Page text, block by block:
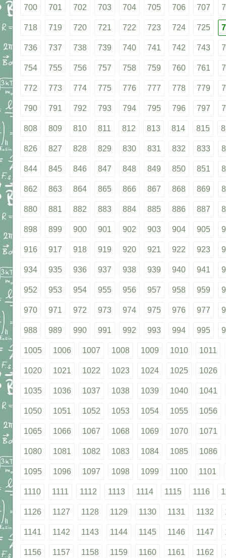
700 701 702 703 704 705 706 707
718 719 720 721 722 723 724 725
736 737 738 739 740 741 742 743
754 755 756 757 758 759 760 761
772 773 774 775 776 777 778 779
790 791 792 793 794 795 796 797
808 809 810 811 812 813 814 815
826 827 828 829 830 831 832 833
844 845 846 847 848 849 850 851
862 863 864 865 866 867 868 869
880 881 882 883 884 885 886 887
898 899 900 901 902 903 904 905
916 917 918 919 920 921 922 923
934 935 936 937 938 939 940 941
952 953 954 955 956 957 958 959
970 971 972 973 974 975 976 977
988 989 990 991 992 993 994 995
1005 1006 1007 1008 1009 1010 1011
1020 1021 1022 1023 1024 1025 1026
1035 1036 1037 1038 1039 1040 1041
1050 1051 1052 1053 1054 1055 1056
1065 1066 1067 1068 1069 1070 1071
1080 1081 1082 1083 1084 1085 1086
1095 1096 1097 1098 1099 1100 1101
1110 1111 1112 1113 1114 1115 1116
1126 1127 1128 1129 1130 1131 1132
1141 1142 1143 1144 1145 1146 1147
1156 1157 1158 1159 1160 1161 1162